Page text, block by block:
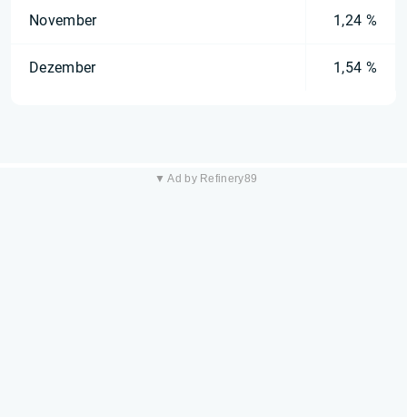
November 1,24 %
Dezember 1,54 %
▼ Ad by Refinery89